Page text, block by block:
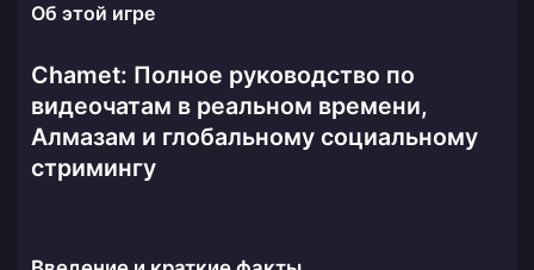
Об этой игре
Chamet: Полное руководство по
видеочатам в реальном времени,
Алмазам и глобальному социальному
стримингу